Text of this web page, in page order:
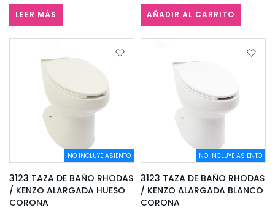
LEER MÁS AÑADIR AL CARRITO
NO INCLUYE ASIENTO
3123 TAZA DE BAÑO RHODAS
/ KENZO ALARGADA HUESO
CORONA
NO INCLUYE ASIENTO
3123 TAZA DE BAÑO RHODAS
/ KENZO ALARGADA BLANCO
CORONA